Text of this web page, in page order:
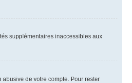
supplémentaires inaccessibles aux
de votre compte. Pour rester